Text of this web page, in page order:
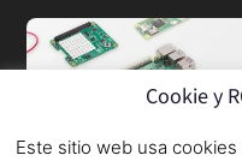
Cookie y
Este sitio web usa